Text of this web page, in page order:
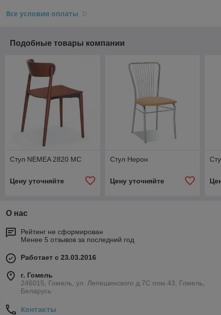
Все условия оплаты
Подобные товары компании
Стул NEMEA 2820 MC
Цену уточняйте
Стул Нерон
Цену уточняйте
О нас
Рейтинг не сформирован
Менее 5 отзывов за последний год
Работает с 23.03.2016
г. Гомель
246015, Гомель, ул. Лепешинского д.7С пом.43, Гомель,
Беларусь
Контакты